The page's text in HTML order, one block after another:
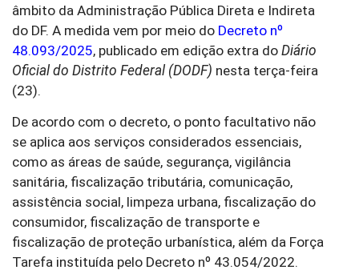
âmbito da Administração Pública Direta e Indireta
do DF. A medida vem por meio do Decreto nº
48.093/2025, publicado em edição extra do Diário
Oficial do Distrito Federal (DODF) nesta terça-feira
(23).
De acordo com o decreto, o ponto facultativo não
se aplica aos serviços considerados essenciais,
como as áreas de saúde, segurança, vigilância
sanitária, fiscalização tributária, comunicação,
assistência social, limpeza urbana, fiscalização do
consumidor, fiscalização de transporte e
fiscalização de proteção urbanística, além da Força
Tarefa instituída pelo Decreto nº 43.054/2022.